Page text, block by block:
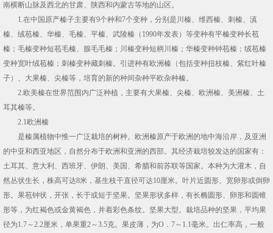
南横断山脉及西北的甘肃、陕西和内蒙古等地的山区。
1.在中国原产榛子主要有9个种和7个变种，分别是川榛、维西榛、刺榛、滇
榛、绒苞榛、华榛、毛榛、平榛、武陵榛（1990年发表）等变种有平榛变种长苞
榛；毛榛变种短苞毛榛、腺毛毛榛；川榛变种短柄川榛；华榛变种钟苞榛；绒苞榛
变种宽叶绒苞榛；刺榛变种藏刺榛。引进种有欧洲榛（包括变种扭枝榛、紫红叶榛
子）、大果榛、尖榛等，培育的新的种间杂种平欧杂种榛。
2.欧美榛在世界范围内广泛种植，主要有大果榛、尖榛、欧洲榛、美洲榛、土
耳其榛等。
2.1欧洲榛
是榛属植物中惟一广泛栽培的树种。欧洲榛原产于欧洲的地中海沿岸，及亚洲
的中亚和西亚地区，自然分布于欧洲和亚洲的西部。其经济栽培较发达的国家有：
土耳其、意大利、西班牙、伊朗、美国、希腊和前苏联等国家。本种为大灌木，自
然丛状生长，株高可达8米，基生枝干直径可达10厘米。叶片近圆形、宽卵形或倒卵
形。果苞钟状，开张，长于或短于坚果。坚果形状多样，有长椭圆形、卵形和圆锥
形等，为红褐色或金黄褐色，并着彩色条纹。坚果大型。栽培品种的坚果，平均果
径为1.7～2.2厘米，单果重2～3.5克。果皮薄，为O．7～1.1毫米。出仁率高，一般